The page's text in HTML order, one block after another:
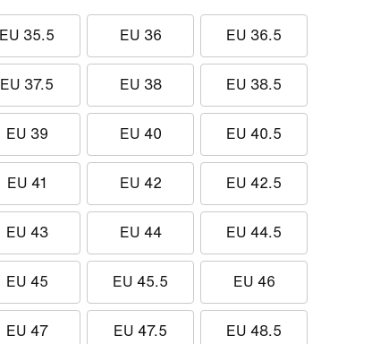
EU 35.5 EU 36 EU 36.5
EU 37.5 EU 38 EU 38.5
EU 39 EU 40 EU 40.5
EU 41 EU 42 EU 42.5
EU 43 EU 44 EU 44.5
EU 45 EU 45.5 EU 46
EU 47 EU 47.5 EU 48.5